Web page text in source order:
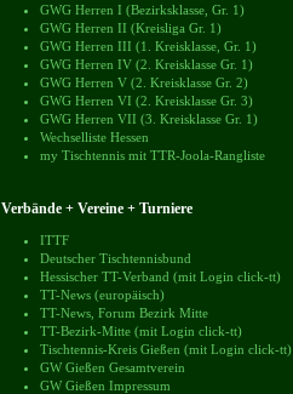
GWG Herren I (Bezirksklasse, Gr. 1)
GWG Herren II (Kreisliga Gr. 1)
GWG Herren III (1. Kreisklasse, Gr. 1)
GWG Herren IV (2. Kreisklasse Gr. 1)
GWG Herren V (2. Kreisklasse Gr. 2)
GWG Herren VI (2. Kreisklasse Gr. 3)
GWG Herren VII (3. Kreisklasse Gr. 1)
Wechselliste Hessen
my Tischtennis mit TTR-Joola-Rangliste
Verbände + Vereine + Turniere
ITTF
Deutscher Tischtennisbund
Hessischer TT-Verband (mit Login click-tt)
TT-News (europäisch)
TT-News, Forum Bezirk Mitte
TT-Bezirk-Mitte (mit Login click-tt)
Tischtennis-Kreis Gießen (mit Login click-tt)
GW Gießen Gesamtverein
GW Gießen Impressum